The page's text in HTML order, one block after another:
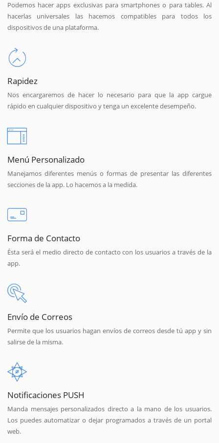
Podemos hacer apps exclusivas para smartphones o para tables. Al
hacerlas universales las hacemos compatibles para todos los
dispositivos de una plataforma.
Rapidez
Nos encargaremos de hacer lo necesario para que la app cargue
rápido en cualquier dispositivo y tenga un excelente desempeño.
Menú Personalizado
Manejamos diferentes menús o formas de presentar las diferentes
secciones de la app. Lo hacemos a la medida.
Forma de Contacto
Ésta será el medio directo de contacto con los usuarios a través de la
app.
Envío de Correos
Permite que los usuarios hagan envíos de correos desde tú app y sin
salirse de la misma.
Notificaciones PUSH
Manda mensajes personalizados directo a la mano de los usuarios.
Los puedes automatizar o dejar programados a través de un portal
web.